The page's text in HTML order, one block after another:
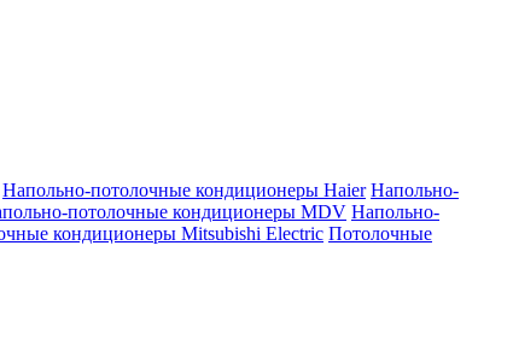
Напольно-потолочные кондиционеры Haier Напольно-
потолочные кондиционеры MDV Напольно-
кондиционеры Mitsubishi Electric Потолочные